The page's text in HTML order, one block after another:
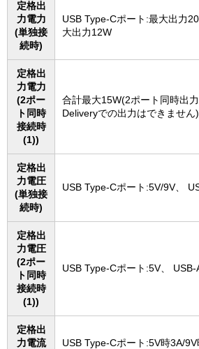
定格出
力電力
(単独接
続時)
USB Type-Cポート:最大出力
大出力12W
定格出
力電力
(2ポー
ト同時
接続時
(1))
合計最大15W(2ポート同時出
Deliveryでの出力はできません)
定格出
力電圧
(単独接
続時)
USB Type-Cポート:5V/9V、
定格出
力電圧
(2ポー
ト同時
接続時
(1))
USB Type-Cポート:5V、
定格出
力電流
USB Type-Cポート:5V時3A/